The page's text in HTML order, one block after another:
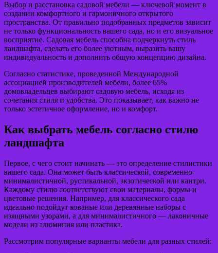
Выбор и расстановка садовой мебели — ключевой момент в
создании комфортного и гармоничного открытого
пространства. От правильно подобранных предметов зависит
не только функциональность вашего сада, но и его визуальное
восприятие. Садовая мебель способна подчеркнуть стиль
ландшафта, сделать его более уютным, выразить вашу
индивидуальность и дополнить общую концепцию дизайна.
Согласно статистике, проведенной Международной
ассоциацией производителей мебели, более 65%
домовладельцев выбирают садовую мебель, исходя из
сочетания стиля и удобства. Это показывает, как важно не
только эстетичное оформление, но и комфорт.
Как выбрать мебель согласно стилю
ландшафта
Первое, с чего стоит начинать — это определение стилистики
вашего сада. Она может быть классической, современно-
минималистичной, рустикальной, экзотической или кантри.
Каждому стилю соответствуют свои материалы, формы и
цветовые решения. Например, для классического сада
идеально подойдут кованые или деревянные наборы с
изящными узорами, а для минималистичного — лаконичные
модели из алюминия или пластика.
Рассмотрим популярные варианты мебели для разных стилей: